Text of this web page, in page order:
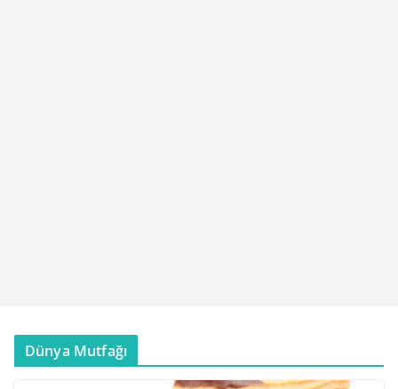
Dünya Mutfağı